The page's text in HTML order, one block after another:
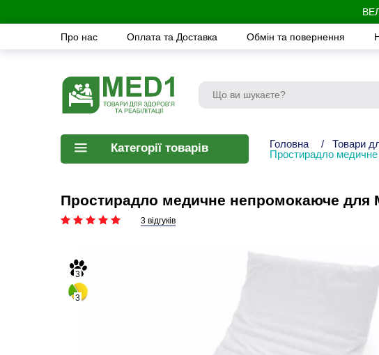
Про нас Оплата та Доставка Обмін та повернення
Категорії товарів Головна / Товари
Простирадло
Простирадло медичне непромокаюче для
3 відгуків
3
3